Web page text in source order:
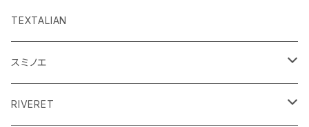
TEXTALIAN
スミノエ
MOOMIN ムーミン EDITION.1
RIVERET